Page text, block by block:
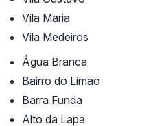
Vila Maria
Vila Medeiros
Água Branca
Bairro do Limão
Barra Funda
Alto da Lapa